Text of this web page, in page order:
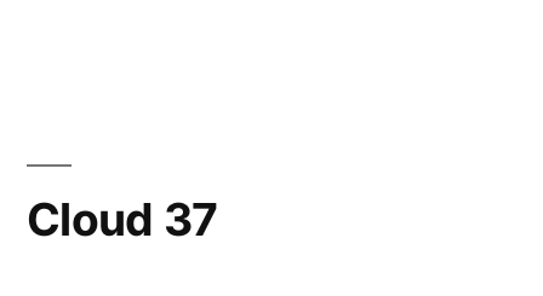
Cloud 37